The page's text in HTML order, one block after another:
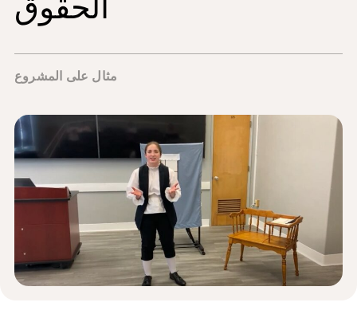
حول NHD
شارك
الحقوق
مثال على المشروع